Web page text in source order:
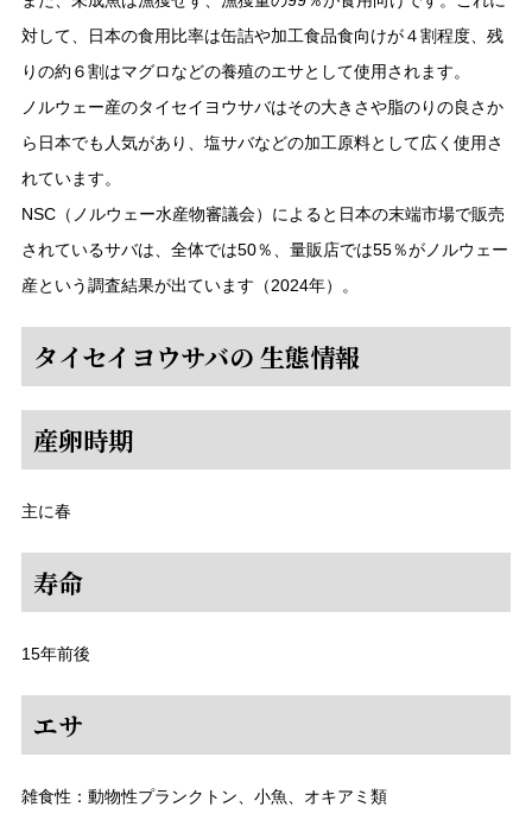
対して、日本の食用比率は缶詰や加工食品食向けが４割程度、残
りの約６割はマグロなどの養殖のエサとして使用されます。
ノルウェー産のタイセイヨウサバはその大きさや脂のりの良さか
ら日本でも人気があり、塩サバなどの加工原料として広く使用さ
れています。
NSC（ノルウェー水産物審議会）によると日本の末端市場で販売
されているサバは、全体では50％、量販店では55％がノルウェー
産という調査結果が出ています（2024年）。
タイセイヨウサバの 生態情報
産卵時期
主に春
寿命
15年前後
エサ
雑食性：動物性プランクトン、小魚、オキアミ類